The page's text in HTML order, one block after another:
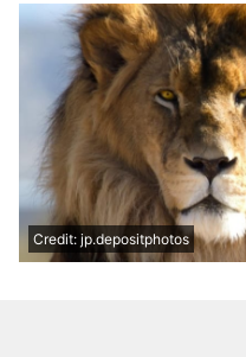
Credit: jp.depositphotos